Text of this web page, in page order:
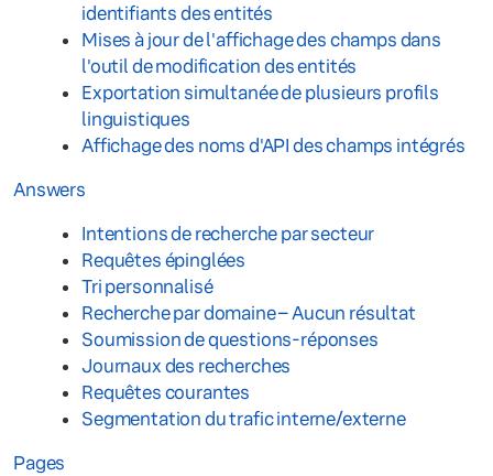
identifiants des entités
Mises à jour de l'affichage des champs dans
l'outil de modification des entités
Exportation simultanée de plusieurs profils
linguistiques
Affichage des noms d'API des champs intégrés
Answers
Intentions de recherche par secteur
Requêtes épinglées
Tri personnalisé
Recherche par domaine – Aucun résultat
Soumission de questions-réponses
Journaux des recherches
Requêtes courantes
Segmentation du trafic interne/externe
Pages